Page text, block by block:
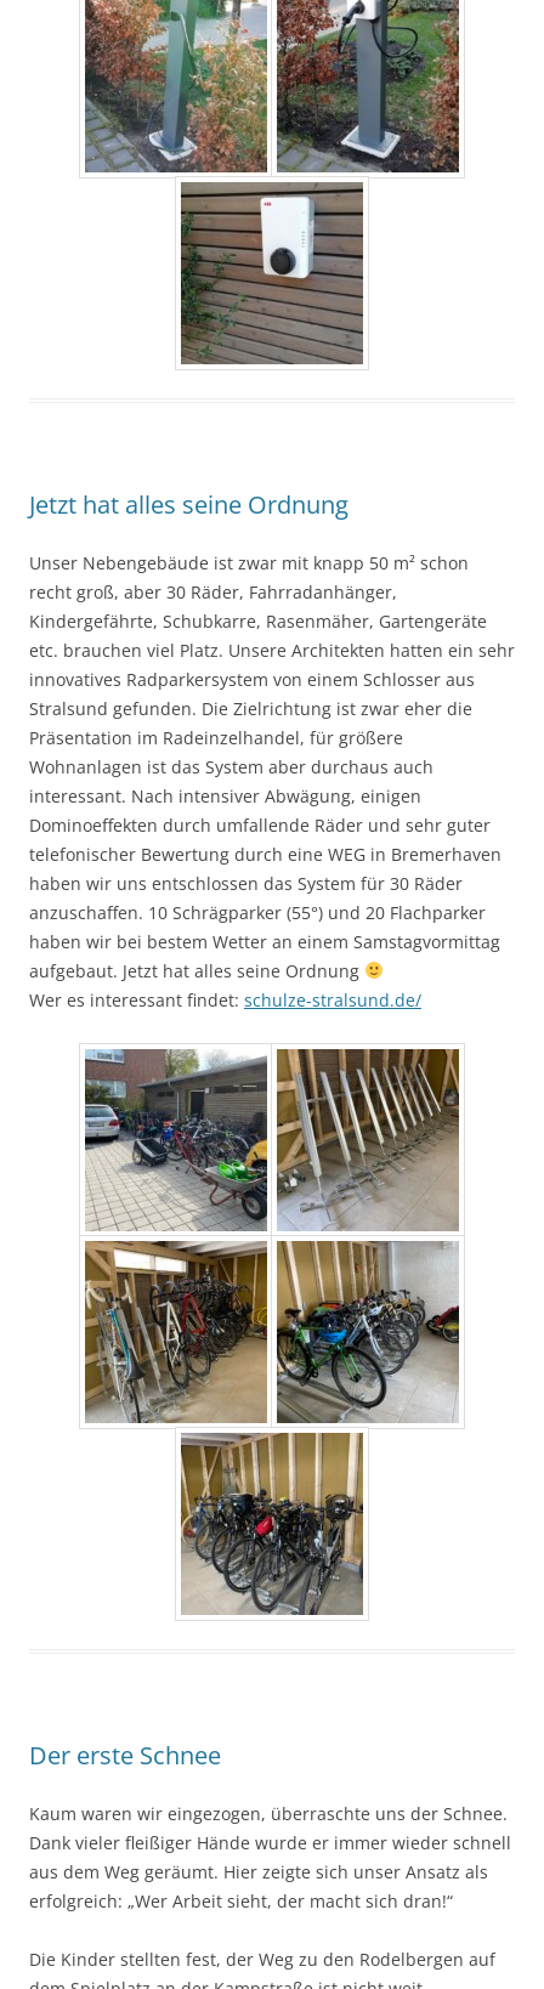
Jetzt hat alles seine Ordnung
Unser Nebengebäude ist zwar mit knapp 50 m² schon
recht groß, aber 30 Räder, Fahrradanhänger,
Kindergefährte, Schubkarre, Rasenmäher, Gartengeräte
etc. brauchen viel Platz. Unsere Architekten hatten ein sehr
innovatives Radparkersystem von einem Schlosser aus
Stralsund gefunden. Die Zielrichtung ist zwar eher die
Präsentation im Radeinzelhandel, für größere
Wohnanlagen ist das System aber durchaus auch
interessant. Nach intensiver Abwägung, einigen
Dominoeffekten durch umfallende Räder und sehr guter
telefonischer Bewertung durch eine WEG in Bremerhaven
haben wir uns entschlossen das System für 30 Räder
anzuschaffen. 10 Schrägparker (55°) und 20 Flachparker
haben wir bei bestem Wetter an einem Samstagvormittag
aufgebaut. Jetzt hat alles seine Ordnung
Wer es interessant findet: schulze-stralsund.de/
Der erste Schnee
Kaum waren wir eingezogen, überraschte uns der Schnee.
Dank vieler fleißiger Hände wurde er immer wieder schnell
aus dem Weg geräumt. Hier zeigte sich unser Ansatz als
erfolgreich: „Wer Arbeit sieht, der macht sich dran!“
Die Kinder stellten fest, der Weg zu den Rodelbergen auf